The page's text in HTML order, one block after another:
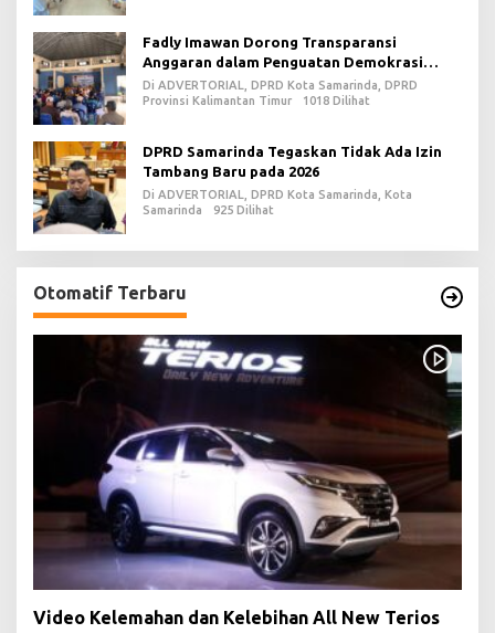
Fadly Imawan Dorong Transparansi
Anggaran dalam Penguatan Demokrasi
Daerah di PPU
Di ADVERTORIAL, DPRD Kota Samarinda, DPRD
Provinsi Kalimantan Timur
1018 Dilihat
DPRD Samarinda Tegaskan Tidak Ada Izin
Tambang Baru pada 2026
Di ADVERTORIAL, DPRD Kota Samarinda, Kota
Samarinda
925 Dilihat
Otomatif Terbaru
Video Kelemahan dan Kelebihan All New Terios